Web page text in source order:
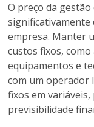
O preço da
significativamente
empresa. Manter
custos fixos,
equipamentos e
com um operador
fixos em
previsibilidade